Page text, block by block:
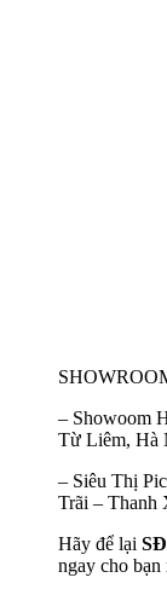
– Showoom
Từ Liêm, Hà
– Siêu Thị
Trãi – Thanh
Hãy để lại
ngay cho bạn